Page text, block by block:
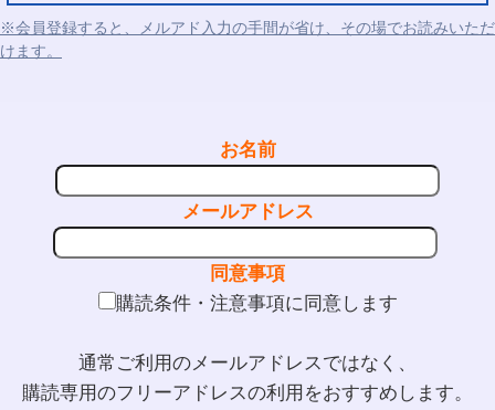
※会員登録すると、メルアド入力の手間が省け、その場でお読みいただ
けます。
お名前
メールアドレス
同意事項
購読条件・注意事項に同意します
通常ご利用のメールアドレスではなく、
購読専用のフリーアドレスの利用をおすすめします。